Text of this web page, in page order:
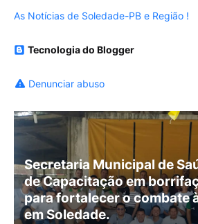
As Notícias de Soledade-PB e Região !
Tecnologia do Blogger
Denunciar abuso
Secretaria Municipal de
de Capacitação em
para fortalecer o combate
em Soledade.